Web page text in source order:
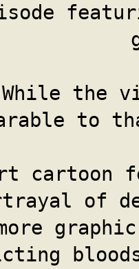
While the
to
cartoon
of